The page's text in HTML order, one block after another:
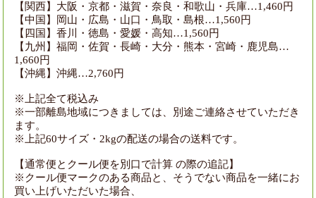
【関西】大阪・京都・滋賀・奈良・和歌山・兵庫…1,460円
【中国】岡山・広島・山口・鳥取・島根…1,560円
【四国】香川・徳島・愛媛・高知…1,560円
【九州】福岡・佐賀・長崎・大分・熊本・宮崎・鹿児島…
1,660円
【沖縄】沖縄…2,760円
※上記全て税込み
※一部離島地域につきましては、別途ご連絡させていただき
ます。
※上記60サイズ・2kgの配送の場合の送料です。
【通常便とクール便を別口で計算 の際の追記】
※クール便マークのある商品と、そうでない商品を一緒にお
買い上げいただいた場合、